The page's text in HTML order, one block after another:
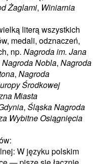
Żaglami, Winiarnia
literą wszystkich
medali, odznaczeń,
np. Nagroda im. Jana
Nagroda Nobla, Nagroda
, Nagroda
Środkowej
Miasta
, Śląska Nagroda
Wybitne Osiągnięcia
W języku polskim